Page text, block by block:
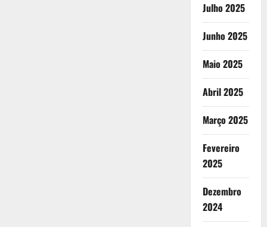
Julho 2025
Junho 2025
Maio 2025
Abril 2025
Março 2025
Fevereiro
2025
Dezembro
2024